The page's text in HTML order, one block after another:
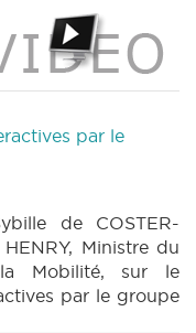
(PDF) |CRAC
CRIC 110 (2020-
par le
de COSTER-
Ministre du
Mobilité, sur le
par le groupe